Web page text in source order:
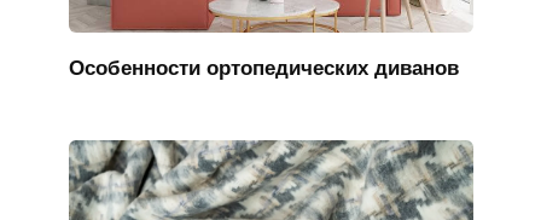
Особенности ортопедических диванов